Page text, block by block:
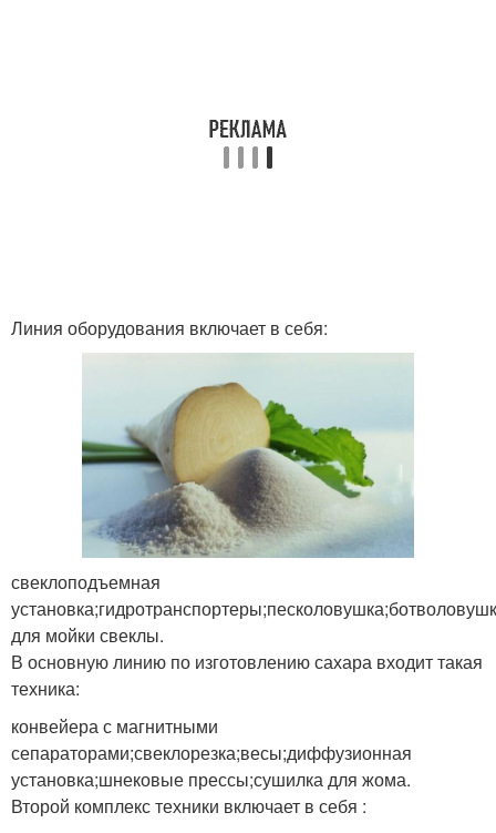
Линия оборудования включает в себя:
свеклоподъемная
для мойки свеклы.
В основную линию по изготовлению сахара входит такая
техника:
конвейера с магнитными
сепараторами;свеклорезка;весы;диффузионная
установка;шнековые прессы;сушилка для жома.
Второй комплекс техники включает в себя :